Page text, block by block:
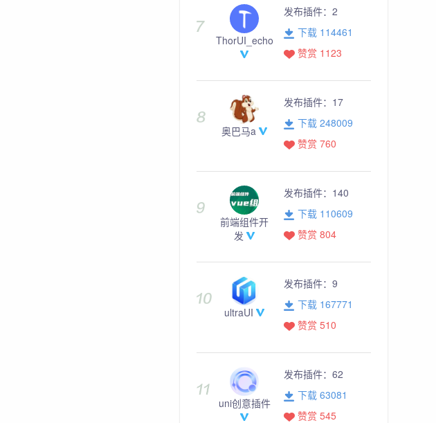
ThorUI_echo
发布插件： 2
下载 114461
赞赏 1123
奥巴马a
发布插件： 17
下载 248009
赞赏 760
前端组件开
发
发布插件： 140
下载 110609
赞赏 804
ultraUI
发布插件： 9
下载 167771
赞赏 510
uni创意插件
发布插件： 62
下载 63081
赞赏 545